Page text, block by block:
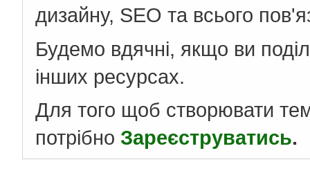
дизайну, SEO та всього
Будемо вдячні, якщо ви
інших ресурсах.
Для того щоб створювати
потрібно Зареєструватись.